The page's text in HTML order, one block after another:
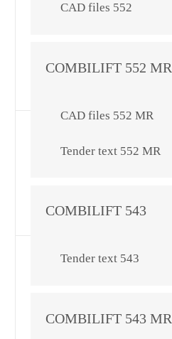
CAD files 552
COMBILIFT 552 MR
CAD files 552 MR
Tender text 552 MR
COMBILIFT 543
Tender text 543
COMBILIFT 543 MR